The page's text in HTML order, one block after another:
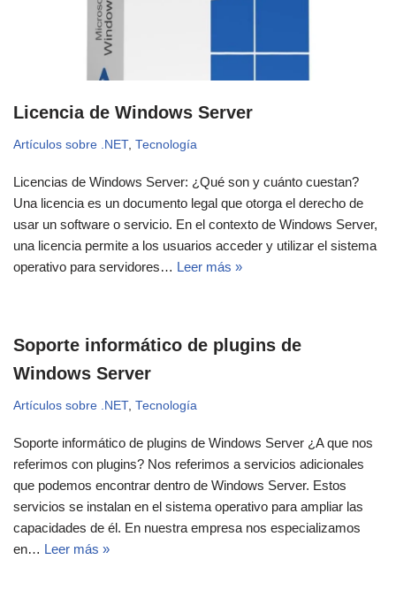
Licencia de Windows Server
Artículos sobre .NET, Tecnología
Licencias de Windows Server: ¿Qué son y cuánto cuestan?
Una licencia es un documento legal que otorga el derecho de
usar un software o servicio. En el contexto de Windows Server,
una licencia permite a los usuarios acceder y utilizar el sistema
operativo para servidores… Leer más »
Soporte informático de plugins de
Windows Server
Artículos sobre .NET, Tecnología
Soporte informático de plugins de Windows Server ¿A que nos
referimos con plugins? Nos referimos a servicios adicionales
que podemos encontrar dentro de Windows Server. Estos
servicios se instalan en el sistema operativo para ampliar las
capacidades de él. En nuestra empresa nos especializamos
en… Leer más »